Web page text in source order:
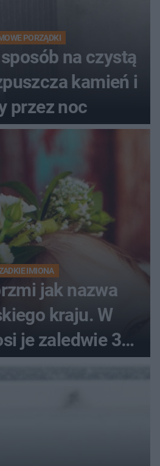
PORZĄDKI
na czystą
kamień i
przez noc
IMIONA
jak nazwa
kraju. W
je zaledwie 3